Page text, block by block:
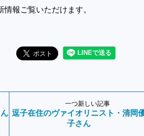
報ご覧いただけます。
一つ新しい記事
逗子在住のヴァイオリニスト・清岡
子さん